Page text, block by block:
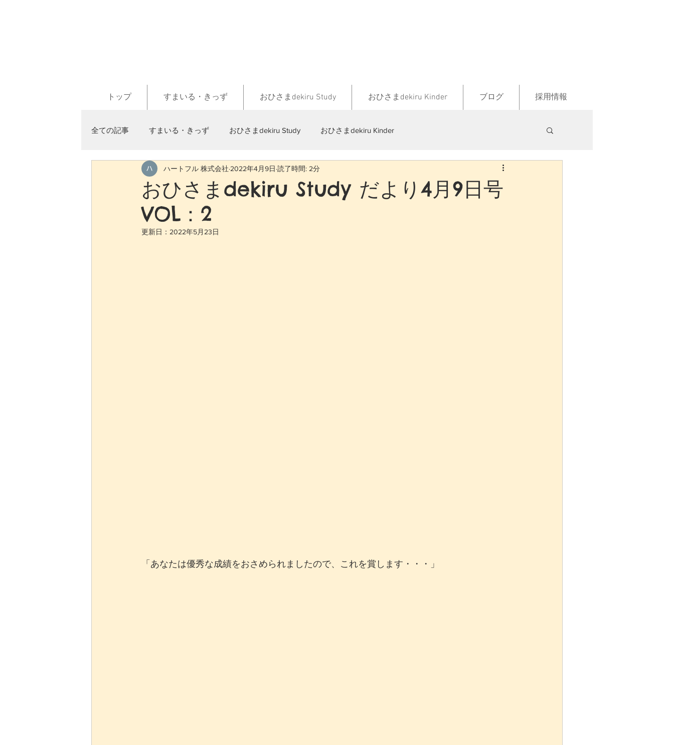
トップ すまいる・きっず おひさまdekiru Study おひさまdekiru Kinder ブログ 採用情報
全ての記事 すまいる・きっず おひさまdekiru Study おひさまdekiru Kinder
おひさまdekiru Study だより4月9日号
VOL：2
ハートフル 株式会社 2022年4月9日 読了時間: 2分
更新日： 2022年5月23日
「あなたは優秀な成績をおさめられましたので、これを賞します・・・」